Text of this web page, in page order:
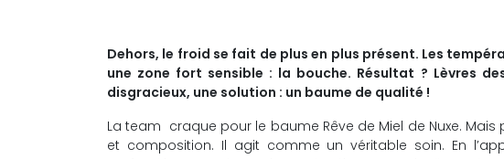
Dehors, le froid se fait de plus en plus présent. Les
une zone fort sensible : la bouche. Résultat ? Lèvres
disgracieux, une solution : un baume de qualité !
La team craque pour le baume Rêve de Miel de Nuxe.
et composition. Il agit comme un véritable soin. En